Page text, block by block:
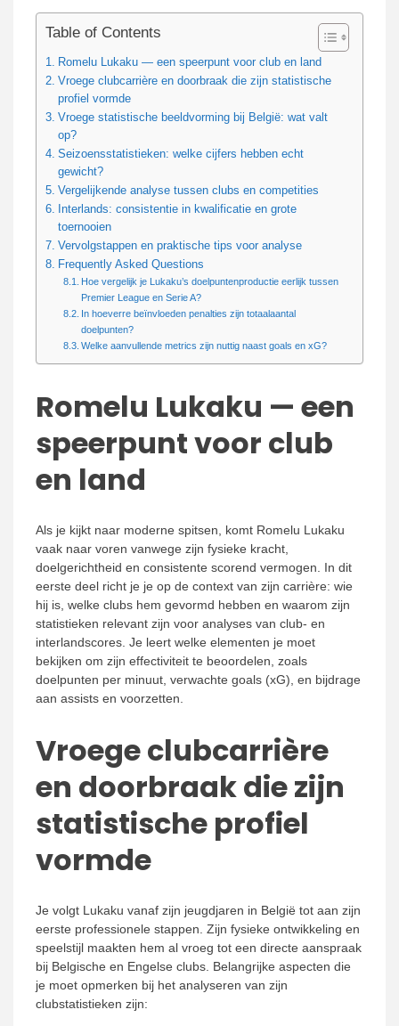
Table of Contents
Romelu Lukaku — een speerpunt voor club en land
Vroege clubcarrière en doorbraak die zijn statistische
profiel vormde
Vroege statistische beeldvorming bij België: wat valt
op?
Seizoensstatistieken: welke cijfers hebben echt
gewicht?
Vergelijkende analyse tussen clubs en competities
Interlands: consistentie in kwalificatie en grote
toernooien
Vervolgstappen en praktische tips voor analyse
Frequently Asked Questions
Hoe vergelijk je Lukaku’s doelpuntenproductie eerlijk tussen
Premier League en Serie A?
In hoeverre beïnvloeden penalties zijn totaalaantal
doelpunten?
Welke aanvullende metrics zijn nuttig naast goals en xG?
Romelu Lukaku — een
speerpunt voor club
en land
Als je kijkt naar moderne spitsen, komt Romelu Lukaku
vaak naar voren vanwege zijn fysieke kracht,
doelgerichtheid en consistente scorend vermogen. In dit
eerste deel richt je je op de context van zijn carrière: wie
hij is, welke clubs hem gevormd hebben en waarom zijn
statistieken relevant zijn voor analyses van club- en
interlandscores. Je leert welke elementen je moet
bekijken om zijn effectiviteit te beoordelen, zoals
doelpunten per minuut, verwachte goals (xG), en bijdrage
aan assists en voorzetten.
Vroege clubcarrière
en doorbraak die zijn
statistische profiel
vormde
Je volgt Lukaku vanaf zijn jeugdjaren in België tot aan zijn
eerste professionele stappen. Zijn fysieke ontwikkeling en
speelstijl maakten hem al vroeg tot een directe aanspraak
bij Belgische en Engelse clubs. Belangrijke aspecten die
je moet opmerken bij het analyseren van zijn
clubstatistieken zijn: